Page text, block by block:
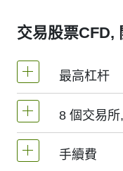
交易股票CFD,
最高杠杆
MetaTrader4
8 個交易
我們提供超
手續費